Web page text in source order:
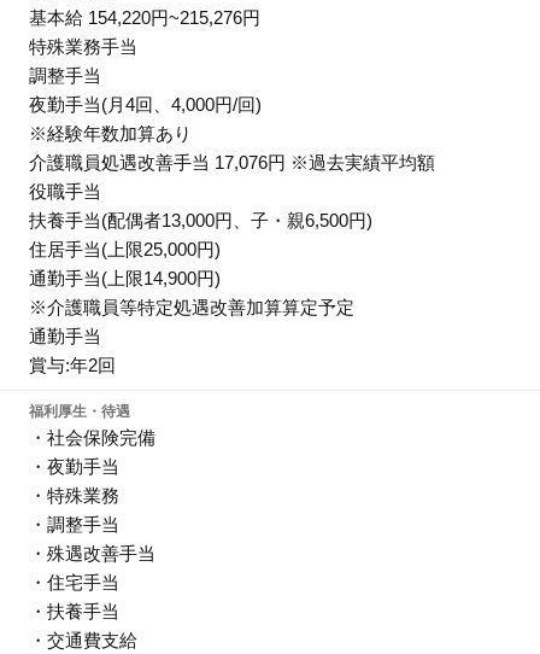
基本給 154,220円~215,276円
特殊業務手当
調整手当
夜勤手当(月4回、4,000円/回)
※経験年数加算あり
介護職員処遇改善手当 17,076円 ※過去実績平均額
役職手当
扶養手当(配偶者13,000円、子・親6,500円)
住居手当(上限25,000円)
通勤手当(上限14,900円)
※介護職員等特定処遇改善加算算定予定
通勤手当
賞与:年2回
福利厚生・待遇
・社会保険完備
・夜勤手当
・特殊業務
・調整手当
・殊遇改善手当
・住宅手当
・扶養手当
・交通費支給